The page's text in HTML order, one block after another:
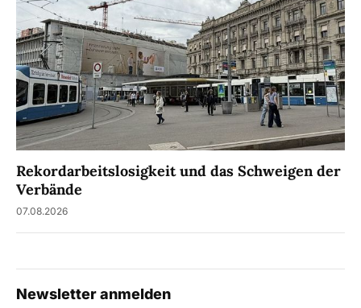
Rekordarbeitslosigkeit und das Schweigen der
Verbände
07.08.2026
Newsletter anmelden